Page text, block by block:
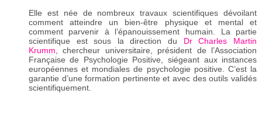
l’École, j’en ressors plus forte, plus confiante en moi et je
crois bien avoir gagné en assurance dans ma vie de tous
les jours. Mille merci Lolita, c’était tout simplement génial
» F.R
« Je suis très surpris de cet atelier avec Lolita Aucourt,
ne connaissant pas le thème. Je n’imaginais pas le
potentiel de ces exercices, c’est puissant et vraiment
vécu très positivement. » J.B
« J’étais déjà ravie de la première journée, les 2 autres
Elle est née de nombreux travaux scientifiques dévoilant
comment atteindre un bien-être physique et mental et
comment parvenir à l’épanouissement humain. La partie
scientifique est sous la direction du Dr Charles Martin
Krumm , chercheur universitaire, président de l’Association
Française de Psychologie Positive, siégeant aux instances
européennes et mondiales de psychologie positive. C’est la
garantie d’une formation pertinente et avec des outils validés
scientifiquement.